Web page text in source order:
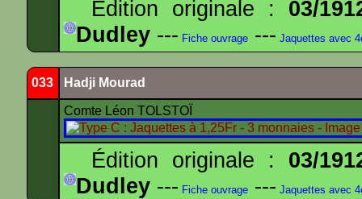
Édition originale : 03/
Dudley --- Fiche ouvrage --- Jaquettes avec
033 Hadji Mourad
Comte Léon TOLSTOÏ
Édition originale : 03/
Dudley --- Fiche ouvrage --- Jaquettes avec